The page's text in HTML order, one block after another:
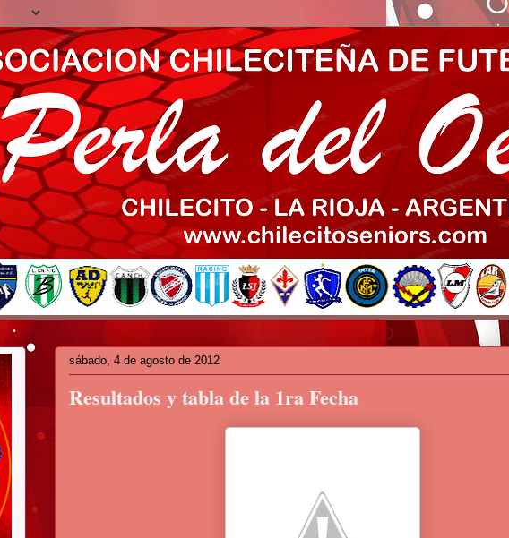
sábado, 4 de agosto de 2012
Resultados y tabla de la 1ra Fecha